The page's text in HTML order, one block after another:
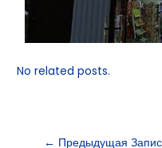
No related posts.
← Предыдущая